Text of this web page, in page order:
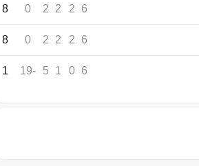
6
2
2
2
0
8
6
2
2
2
0
8
6
0
1
5
-19
1